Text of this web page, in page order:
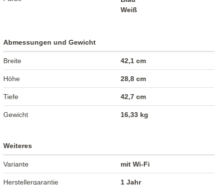
Weiß
Abmessungen und Gewicht
Breite 42,1 cm
Höhe 28,8 cm
Tiefe 42,7 cm
Gewicht 16,33 kg
Weiteres
Variante mit Wi-Fi
Herstellergarantie 1 Jahr